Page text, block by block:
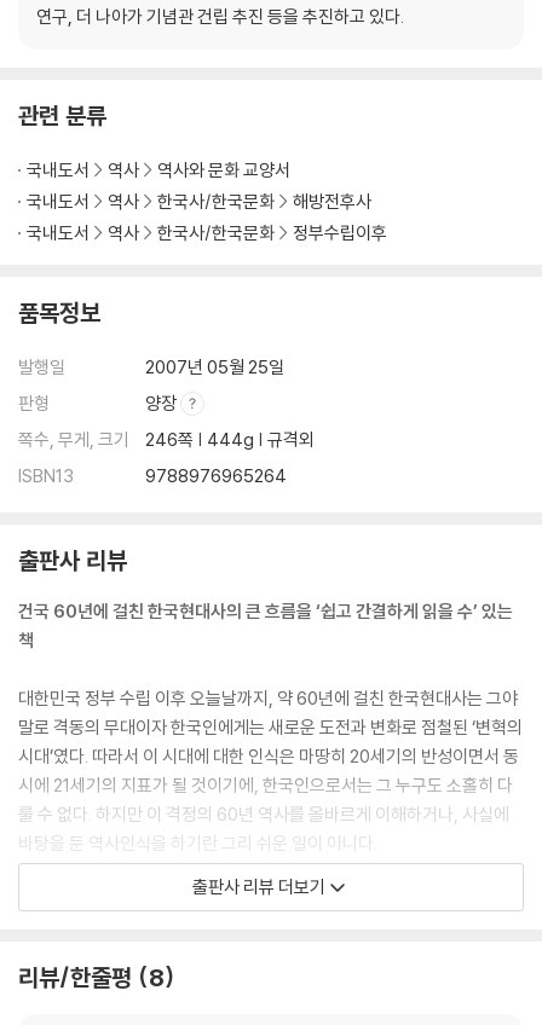
연구, 더 나아가 기념관 건립 추진 등을 추진하고 있다.
관련 분류
국내도서 역사
역사와 문화 교양서
국내도서
역사 한국사/한국문화
해방전후사
국내도서
역사 한국사/한국문화 정부수립이후
품목정보
발행일
2007년 05월 25일
판형
양장
쪽수, 무게, 크기
246쪽 | 444g | 규격외
ISBN13
9788976965264
출판사 리뷰
건국 60년에 걸친 한국현대사의 큰 흐름을 ‘쉽고 간결하게 읽을 수’ 있는
책
대한민국 정부 수립 이후 오늘날까지, 약 60년에 걸친 한국현대사는 그야
말로 격동의 무대이자 한국인에게는 새로운 도전과 변화로 점철된 ‘변혁의
시대’였다. 따라서 이 시대에 대한 인식은 마땅히 20세기의 반성이면서 동
시에 21세기의 지표가 될 것이기에, 한국인으로서는 그 누구도 소홀히 다
룰 수 없다. 하지만 이 격정의 60년 역사를 올바르게 이해하거나, 사실에
바탕을 둔 역사인식을 하기란 그리 쉬운 일이 아니다.
그 이유는 우선, 해방 이후 오랫동안 냉전과 반공 이데올로기가 우리 사회
를 지배함으로써, 아주 작은 사건에서부터 큰 사건에 이르기까지 역사적
실을 밝히기 위한 열정의 노력으로 말미암아, 오늘날 상당히 많은 분야에
출판사 리뷰 더보기
리뷰/한줄평 8